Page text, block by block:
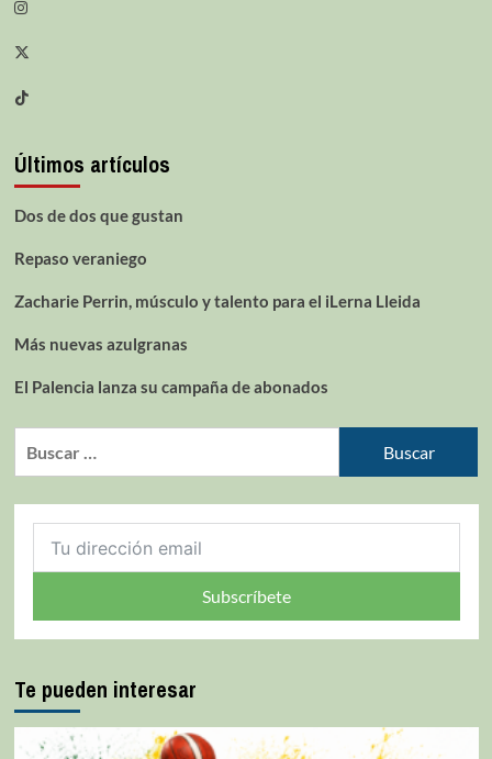
Últimos artículos
Dos de dos que gustan
Repaso veraniego
Zacharie Perrin, músculo y talento para el iLerna Lleida
Más nuevas azulgranas
El Palencia lanza su campaña de abonados
Subscríbete
Te pueden interesar